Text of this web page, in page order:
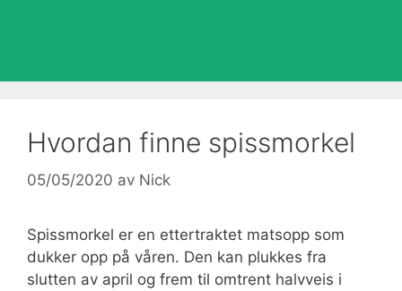
Hvordan finne spissmorkel
05/05/2020 av Nick
Spissmorkel er en ettertraktet matsopp som
dukker opp på våren. Den kan plukkes fra
slutten av april og frem til omtrent halvveis i